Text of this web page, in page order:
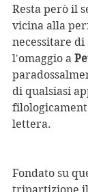
Resta però il
vicina alla
necessitare di
l'omaggio a
di qualsiasi
lettera.
Fondato su